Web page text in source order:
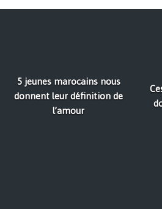
5 jeunes marocains nous
donnent leur définition de
l’amour